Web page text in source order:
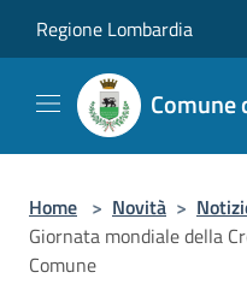
Regione Lombardia
Comune
Home > Novità >
Giornata mondiale della
Comune